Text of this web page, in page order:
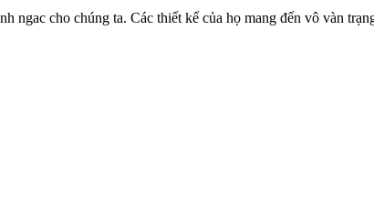
ngac cho chúng ta. Các thiết kế của họ mang đến vô vàn